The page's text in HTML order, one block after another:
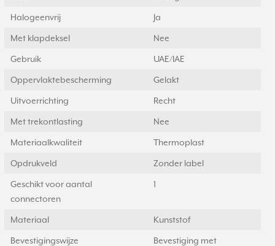
Halogeenvrij Ja
Met klapdeksel Nee
Gebruik UAE/IAE
Oppervlaktebescherming Gelakt
Uitvoerrichting Recht
Met trekontlasting Nee
Materiaalkwaliteit Thermoplast
Opdrukveld Zonder label
Geschikt voor aantal
connectoren
1
Materiaal Kunststof
Bevestigingswijze
Bevestiging met